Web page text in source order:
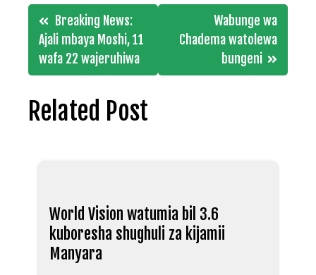
Post
navigation
Breaking News:
Ajali mbaya Moshi, 11
wafa 22 wajeruhiwa
Wabunge wa
Chadema watolewa
bungeni
Related Post
World Vision watumia bil 3.6
kuboresha shughuli za kijamii
Manyara